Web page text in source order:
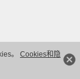
。 Cookies和隐